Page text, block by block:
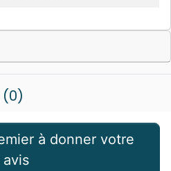
avis